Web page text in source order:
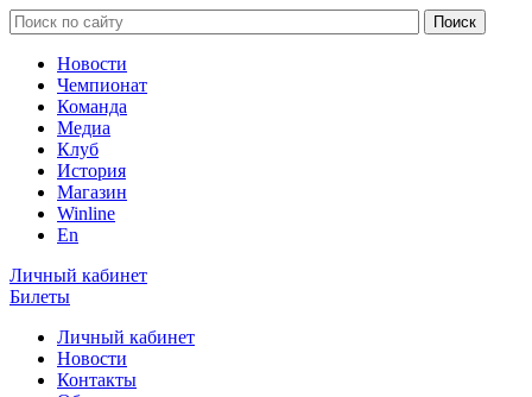
Новости
Чемпионат
Команда
Медиа
Клуб
История
Магазин
Winline
En
Личный кабинет
Билеты
Личный кабинет
Новости
Контакты